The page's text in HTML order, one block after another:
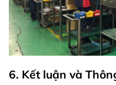
6. Kết luận và